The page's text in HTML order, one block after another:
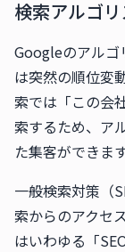
検索アルゴ
Googleのアルゴ
は突然の順位変
索では「この会
索するため、ア
た集客ができます
一般検索対策（
索からのアクセ
はいわゆる「